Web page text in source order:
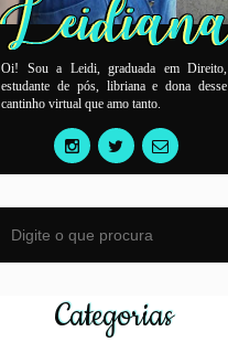
Oi! Sou a Leidi, graduada em Direito,
estudante de pós, libriana e dona desse
cantinho virtual que amo tanto.
Categorias